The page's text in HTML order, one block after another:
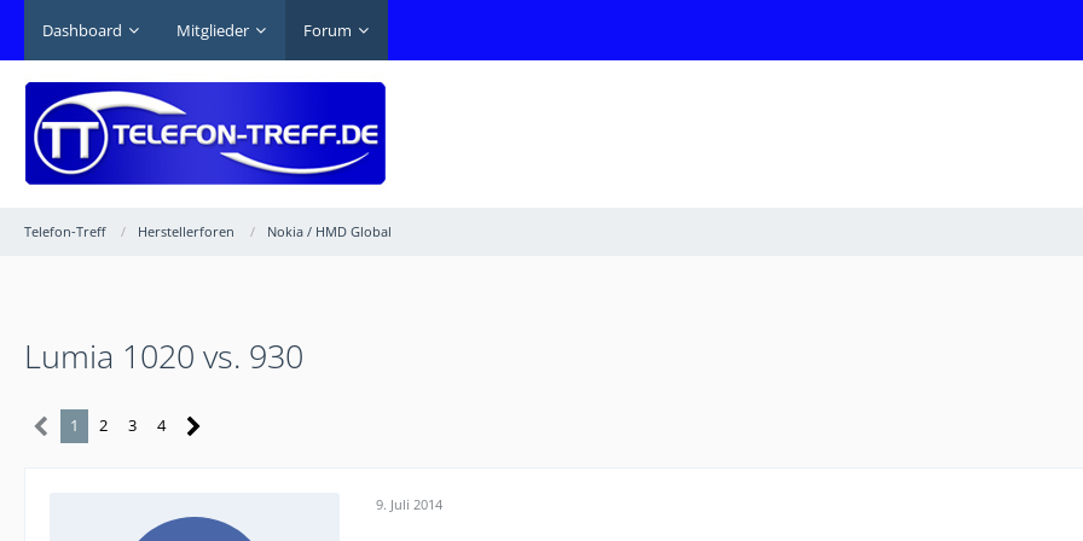
Dashboard Mitglieder Forum
Telefon-Treff Herstellerforen Nokia / HMD Global
Lumia 1020 vs. 930
1 2 3 4
9. Juli 2014